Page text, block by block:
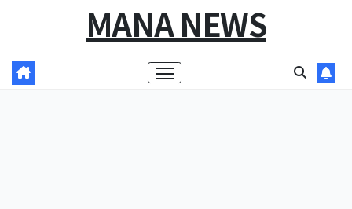
MANA NEWS